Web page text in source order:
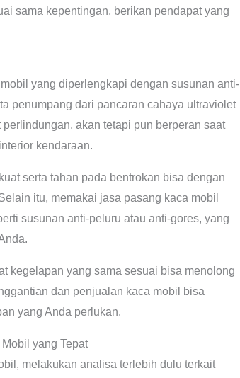
sama kepentingan, berikan pendapat yang
yang diperlengkapi dengan susunan anti-
penumpang dari pancaran cahaya ultraviolet
akan tetapi pun berperan saat
kendaraan.
serta tahan pada bentrokan bisa dengan
itu, memakai jasa pasang kaca mobil
susunan anti-peluru atau anti-gores, yang
kegelapan yang sama sesuai bisa menolong
dan penjualan kaca mobil bisa
yang Anda perlukan.
yang Tepat
melakukan analisa terlebih dulu terkait